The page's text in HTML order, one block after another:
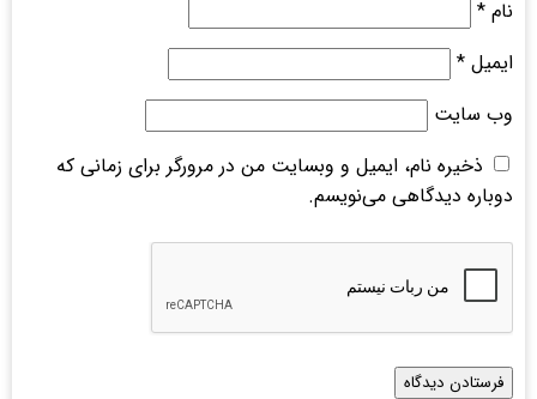
نام *
ایمیل *
وب‌ سایت
ذخیره نام، ایمیل و وبسایت من در مرورگر برای زمانی که
دوباره دیدگاهی می‌نویسم.